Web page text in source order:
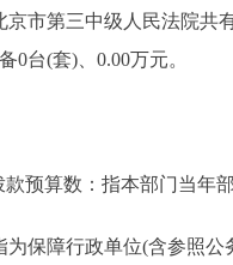
第三中级人民法院共有
0台(套)、0.00万元。
算数：指本部门当年部
障行政单位(含参照公